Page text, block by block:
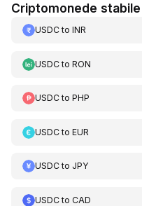
Criptomonede
USDCto INR
USDCto RON
USDCto PHP
USDCto EUR
USDCto JPY
USDCto CAD